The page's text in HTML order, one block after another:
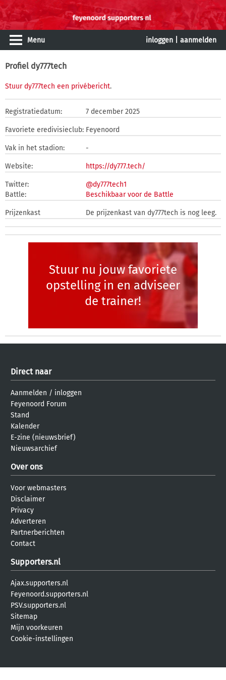
Menu inloggen aanmelden
Profiel dy777tech
Stuur dy777tech een privébericht.
Registratiedatum: 7 december 2025
Favoriete eredivisieclub: Feyenoord
Vak in het stadion: -
Website: https://dy777.tech/
Twitter:
@dy777tech1
Battle:
Beschikbaar voor de Battle
Prijzenkast De prijzenkast van dy777tech is nog leeg.
Stuur nu jouw favoriete
opstelling in en adviseer
de trainer!
Direct naar
Aanmelden / inloggen
Feyenoord Forum
Stand
Kalender
E-zine (nieuwsbrief)
Nieuwsarchief
Over ons
Voor webmasters
Disclaimer
Privacy
Adverteren
Partnerberichten
Contact
Supporters.nl
Ajax.supporters.nl
Feyenoord.supporters.nl
PSV.supporters.nl
Sitemap
Mijn voorkeuren
Cookie-instellingen